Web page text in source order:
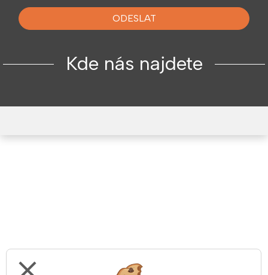
ODESLAT
Kde nás najdete